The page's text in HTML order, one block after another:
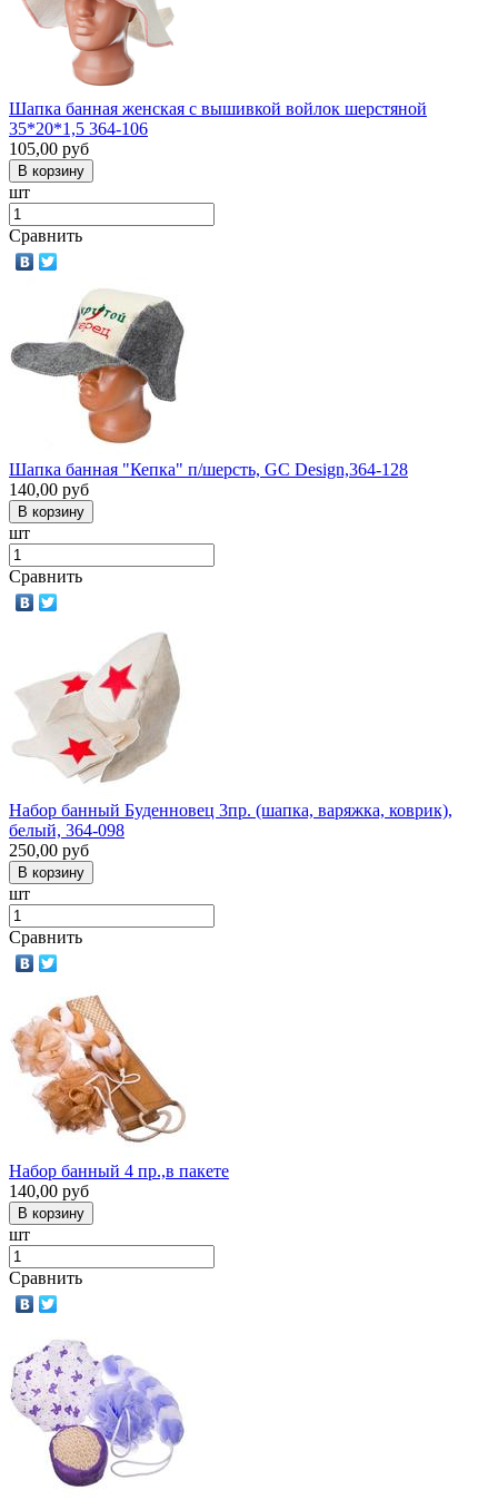
Шапка банная женская с вышивкой войлок шерстяной
35*20*1,5 364-106
105,00 руб
шт
Сравнить
Шапка банная "Кепка" п/шерсть, GC Design,364-128
140,00 руб
шт
Сравнить
Набор банный Буденновец 3пр. (шапка, варяжка, коврик),
белый, 364-098
250,00 руб
шт
Сравнить
Набор банный 4 пр.,в пакете
140,00 руб
шт
Сравнить